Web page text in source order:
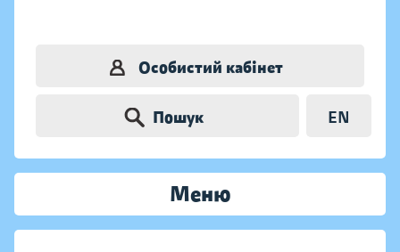
Особистий кабінет
Пошук EN
Меню